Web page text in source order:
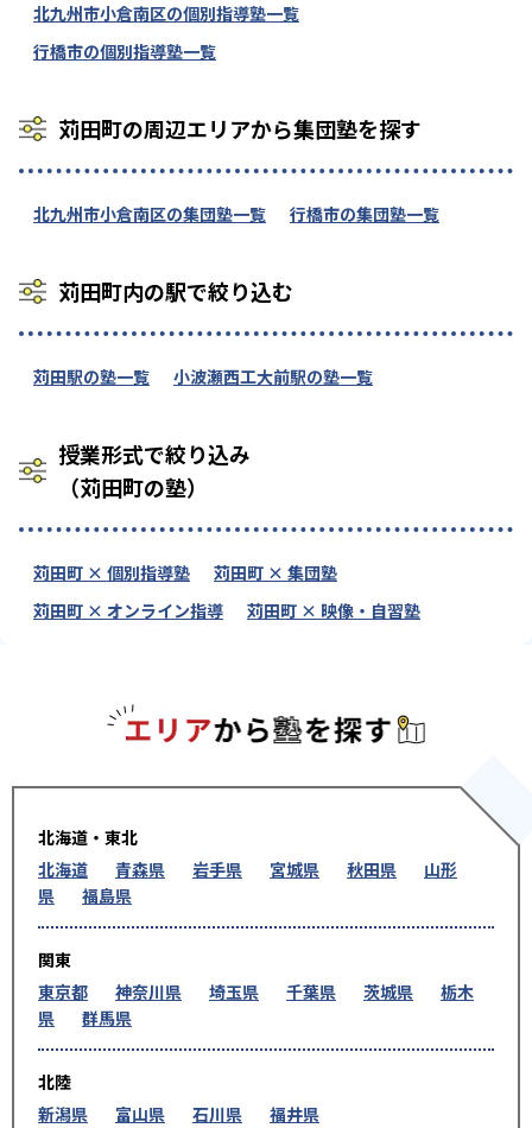
北九州市小倉南区の個別指導塾一覧
行橋市の個別指導塾一覧
苅田町の周辺エリアから集団塾を探す
北九州市小倉南区の集団塾一覧 行橋市の集団塾一覧
苅田町内の駅で絞り込む
苅田駅の塾一覧 小波瀬西工大前駅の塾一覧
授業形式で絞り込み
（苅田町の塾）
苅田町 × 個別指導塾
苅田町 × 集団塾
苅田町 × オンライン指導
苅田町 × 映像・自習塾
北海道・東北
北海道
青森県 岩手県 宮城県 秋田県
山形
県
福島県
関東
東京都
神奈川県 埼玉県 千葉県 茨城県
栃木
県
群馬県
北陸
新潟県
富山県 石川県 福井県